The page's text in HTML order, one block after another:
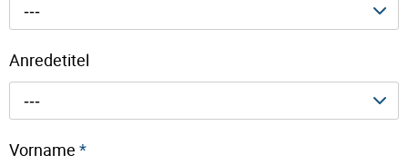
---
Anredetitel
---
Vorname *